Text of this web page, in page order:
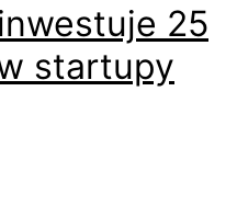
25
startupy